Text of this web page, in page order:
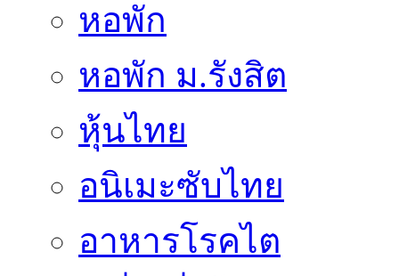
หอพัก
หอพัก ม.รังสิต
หุ้นไทย
อนิเมะซับไทย
อาหารโรคไต